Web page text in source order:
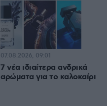
7 νέα ιδιαίτερα ανδρικά
αρώματα για το καλοκαίρι
07.08.2026, 09:01